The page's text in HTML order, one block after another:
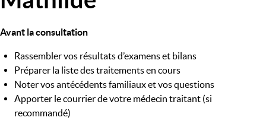
Avant la consultation
Rassembler vos résultats d’examens et bilans
Préparer la liste des traitements en cours
Noter vos antécédents familiaux et vos questions
Apporter le courrier de votre médecin traitant (si
recommandé)